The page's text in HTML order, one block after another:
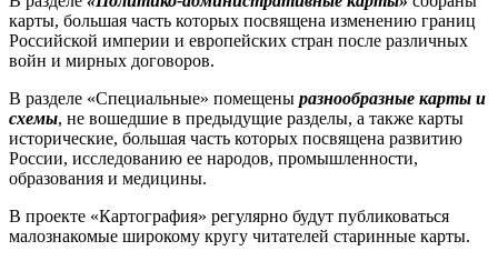
карты, большая часть которых посвящена изменению границ
Российской империи и европейских стран после различных
войн и мирных договоров.
В разделе «Специальные» помещены разнообразные карты и
схемы, не вошедшие в предыдущие разделы, а также карты
исторические, большая часть которых посвящена развитию
России, исследованию ее народов, промышленности,
образования и медицины.
В проекте «Картография» регулярно будут публиковаться
малознакомые широкому кругу читателей старинные карты.